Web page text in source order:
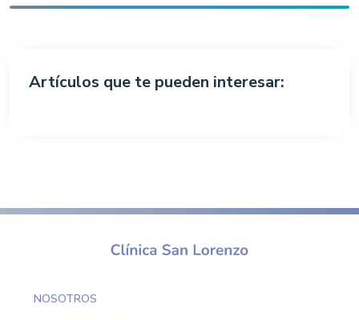
Artículos que te pueden interesar:
NOSOTROS